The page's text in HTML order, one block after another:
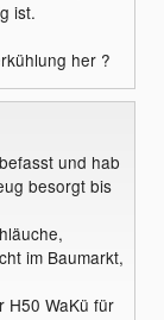
ist.
her ?
und hab
besorgt bis
im Baumarkt,
H50 WaKü für